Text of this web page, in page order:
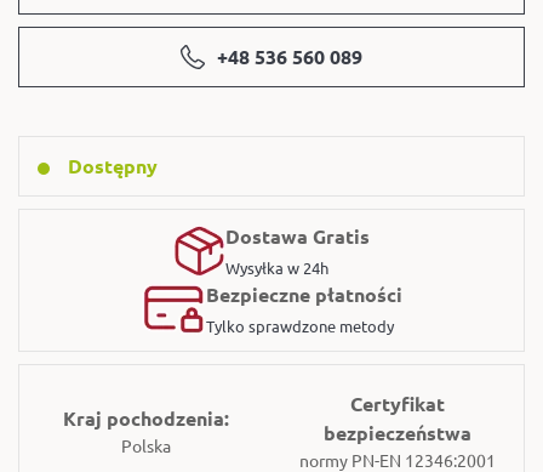
+48 536 560 089
Dostępny
Dostawa Gratis
Wysyłka w 24h
Bezpieczne płatności
Tylko sprawdzone metody
Kraj pochodzenia:
Polska
Certyfikat
bezpieczeństwa
normy PN-EN 12346:2001